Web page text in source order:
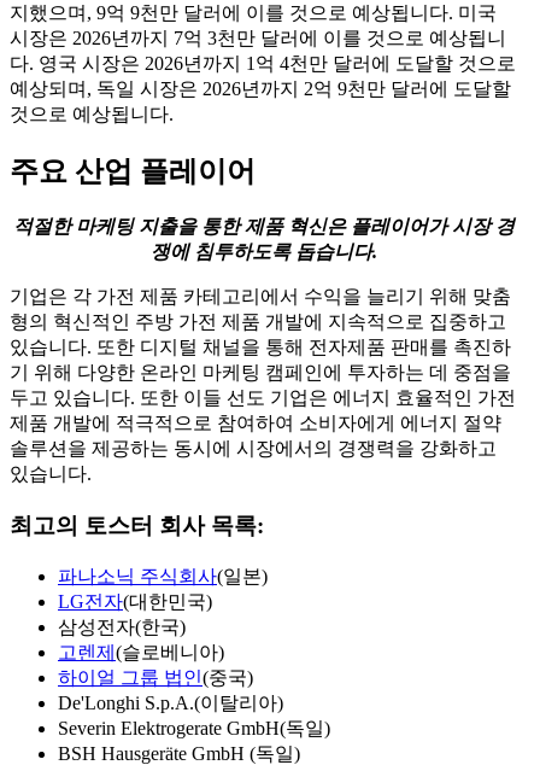
지했으며, 9억 9천만 달러에 이를 것으로 예상됩니다. 미국
시장은 2026년까지 7억 3천만 달러에 이를 것으로 예상됩니
다. 영국 시장은 2026년까지 1억 4천만 달러에 도달할 것으로
예상되며, 독일 시장은 2026년까지 2억 9천만 달러에 도달할
것으로 예상됩니다.
주요 산업 플레이어
적절한 마케팅 지출을 통한 제품 혁신은 플레이어가 시장 경
쟁에 침투하도록 돕습니다.
기업은 각 가전 제품 카테고리에서 수익을 늘리기 위해 맞춤
형의 혁신적인 주방 가전 제품 개발에 지속적으로 집중하고
있습니다. 또한 디지털 채널을 통해 전자제품 판매를 촉진하
기 위해 다양한 온라인 마케팅 캠페인에 투자하는 데 중점을
두고 있습니다. 또한 이들 선도 기업은 에너지 효율적인 가전
제품 개발에 적극적으로 참여하여 소비자에게 에너지 절약
솔루션을 제공하는 동시에 시장에서의 경쟁력을 강화하고
있습니다.
최고의 토스터 회사 목록:
파나소닉 주식회사(일본)
LG전자(대한민국)
삼성전자(한국)
고렌제 (슬로베니아)
하이얼 그룹 법인(중국)
De'Longhi S.p.A.(이탈리아)
Severin Elektrogerate GmbH(독일)
BSH Hausgeräte GmbH (독일)